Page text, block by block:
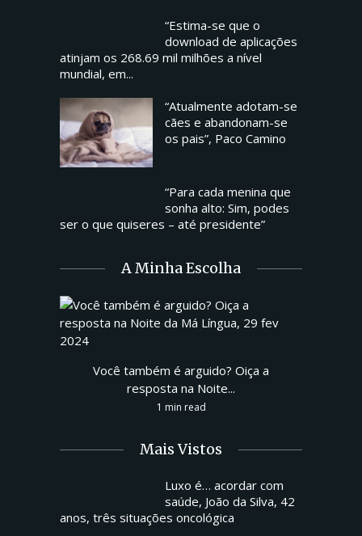
“Estima-se que o
download de aplicações
atinjam os 268.69 mil milhões a nível
mundial, em...
“Atualmente adotam-se
cães e abandonam-se
os pais”, Paco Camino
“Para cada menina que
sonha alto: Sim, podes
ser o que quiseres – até presidente”
A Minha Escolha
Você também é arguido? Oiça a
resposta na Noite...
1 min read
Mais Vistos
Luxo é… acordar com
saúde, João da Silva, 42
anos, três situações oncológica